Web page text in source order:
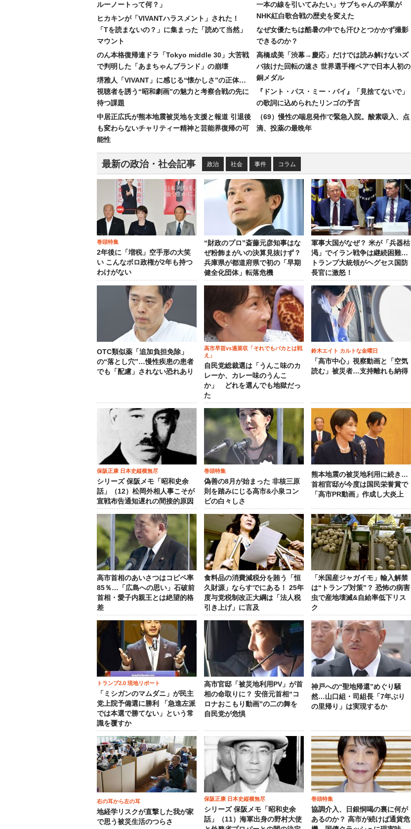
ルーノートって何？」
ヒカキンが「VIVANTハラスメント」された！
「Tを読まないの？」に集まった「読めて当然」
マウント
のん本格復帰連ドラ「Tokyo middle 30」大苦戦
で判明した「あまちゃんブランド」の崩壊
堺雅人「VIVANT」に感じる“懐かしさ”の正体…
視聴者を誘う“昭和劇画”の魅力と考察合戦の先に
待つ課題
中居正広氏が熊本地震被災地を支援と報道 引退後
も変わらないチャリティー精神と芸能界復帰の可
能性
一本の線を引いてみたい」サブちゃんの卒業が
NHK紅白歌合戦の歴史を変えた
なぜ女優たちは酷暑の中でも汗ひとつかかず撮影
できるのか？
高橋成美「渋幕→慶応」だけでは読み解けないズ
バ抜けた回転の速さ 世界選手権ペアで日本人初の
銅メダル
『ドント・パス・ミー・バイ』「見捨てないで」
の歌詞に込められたリンゴの予言
（69）慢性の喘息発作で緊急入院。酸素吸入、点
滴、投薬の最晩年
最新の政治・社会記事 政治 社会 事件 コラム
巻頭特集
2年後に「増税」空手形の大笑
い こんなボロ政権が2年も持つ
わけがない
“財政のプロ”斎藤元彦知事はな
ぜ粉飾まがいの決算見抜けず？
兵庫県が都道府県で初の「早期
健全化団体」転落危機
軍事大国がなぜ？ 米が「兵器枯
渇」でイラン戦争は継続困難…
トランプ大統領がヘグセス国防
長官に激怒！
OTC類似薬「追加負担免除」
の“落とし穴”…慢性疾患の患者
でも「配慮」されない恐れあり
高市早苗vs適菜収「それでもバカとは戦
え」
自民党総裁選は「うんこ味のカ
レーか、カレー味のうんこ
か」 どれを選んでも地獄だっ
た
鈴木エイト カルトな金曜日
「高市中心」視察動画と「空気
読む」被災者…支持離れも納得
保阪正康 日本史縦横無尽
シリーズ 保阪メモ「昭和史余
話」（12）松岡外相人事こそが
宣戦布告通知遅れの間接的原因
巻頭特集
偽善の8月が始まった 非核三原
則を踏みにじる高市&小泉コン
ビの白々しさ
熊本地震の被災地利用に続き…
首相官邸が今度は国民栄誉賞で
「高市PR動画」作成し大炎上
高市首相のあいさつはコピペ率
85％…「広島への思い」石破前
首相・愛子内親王とは絶望的格
差
食料品の消費減税分を賄う「恒
久財源」ならすでにある！ 25年
度与党税制改正大綱は「法人税
引き上げ」に言及
「米国産ジャガイモ」輸入解禁
は“トランプ対策”？ 恐怖の病害
虫で産地壊滅&自給率低下リス
ク
トランプ2.0 現地リポート
「ミシガンのマムダニ」が民主
党上院予備選に勝利 「急進左派
では本選で勝てない」という常
識を覆すか
高市官邸「被災地利用PV」が首
相の命取りに？ 安倍元首相“コ
ロナおこもり動画”の二の舞を
自民党が危惧
神戸への“聖地帰還”めぐり騒
然…山口組・司組長「7年ぶり
の里帰り」は実現するか
右の耳から左の耳
地経学リスクが直撃した我が家
で思う被災生活のつらさ
保阪正康 日本史縦横無尽
シリーズ 保阪メモ「昭和史余
話」（11）海軍出身の野村大使
巻頭特集
協調介入、日銀恫喝の裏に何が
あるのか？ 高市が続けば通貨危